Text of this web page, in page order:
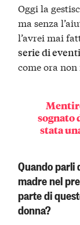
Oggi la
ma senza
l’avrei mai
serie di eventi
come ora
sognato
stata
Quando parli
madre nel
parte di
donna?